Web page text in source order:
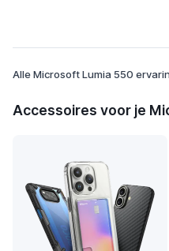
Alle Microsoft Lumia 550
Accessoires voor je